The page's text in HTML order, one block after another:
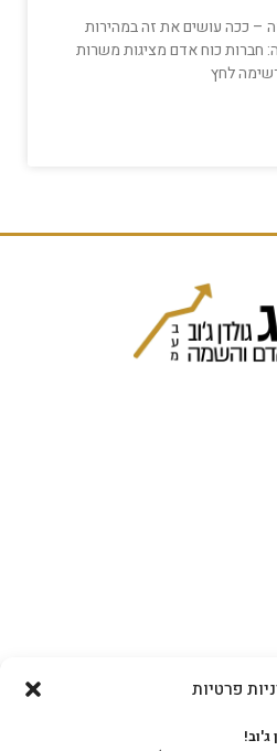
פרטיות
ג'וב!
– ככה עושים את זה במהירות
חברות כוח אדם מציגות משרות
לחץ